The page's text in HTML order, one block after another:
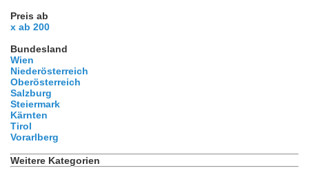
Preis ab
x ab 200
Bundesland
Wien
Niederösterreich
Oberösterreich
Salzburg
Steiermark
Kärnten
Tirol
Vorarlberg
Weitere Kategorien